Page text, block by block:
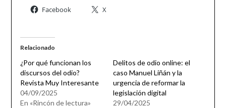
Facebook X
Relacionado
¿Por qué funcionan los
discursos del odio?
Revista Muy Interesante
04/09/2025
En «Rincón de lectura»
Delitos de odio online: el
caso Manuel Liñán y la
urgencia de reformar la
legislación digital
29/04/2025